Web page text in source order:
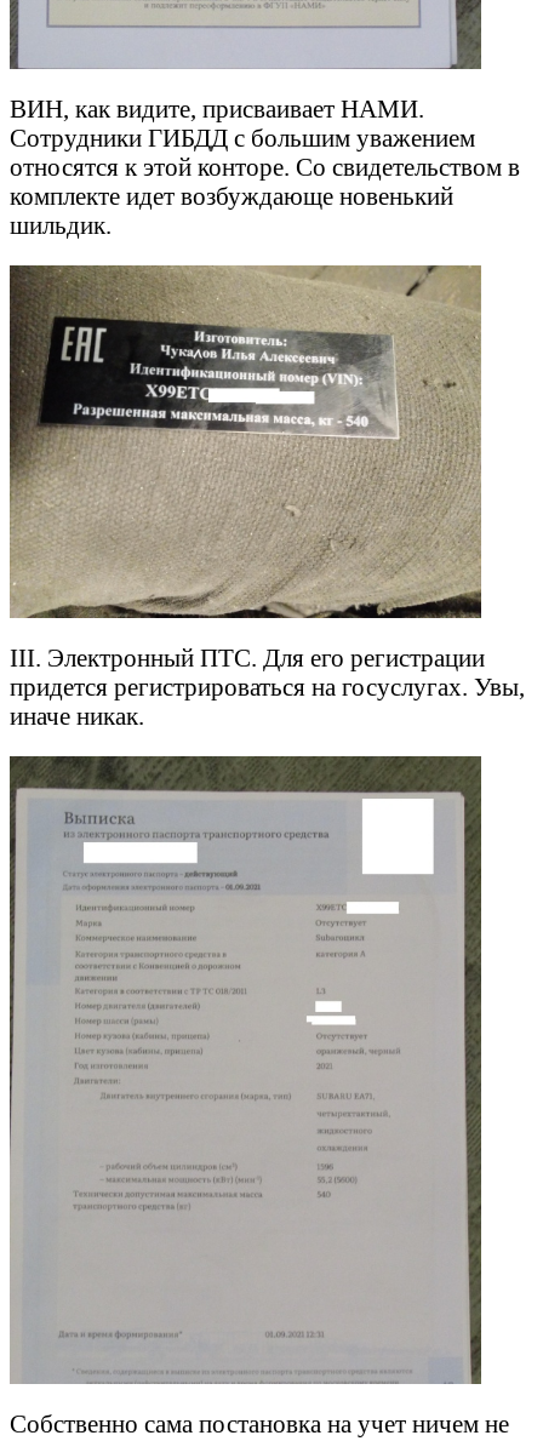
ВИН, как видите, присваивает НАМИ.
Сотрудники ГИБДД с большим уважением
относятся к этой конторе. Со свидетельством в
комплекте идет возбуждающе новенький
шильдик.
III. Электронный ПТС. Для его регистрации
придется регистрироваться на госуслугах. Увы,
иначе никак.
Собственно сама постановка на учет ничем не